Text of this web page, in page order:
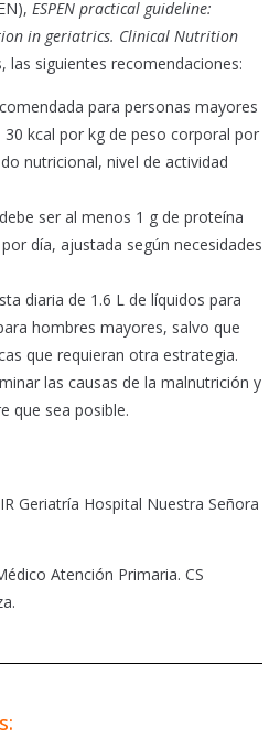
ESPEN practical guideline:
in geriatrics. Clinical Nutrition
siguientes recomendaciones:
para personas mayores
kcal por kg de peso corporal por
nutricional, nivel de actividad
ser al menos 1 g de proteína
día, ajustada según necesidades
diaria de 1.6 L de líquidos para
hombres mayores, salvo que
que requieran otra estrategia.
las causas de la malnutrición y
que sea posible.
Geriatría Hospital Nuestra Señora
Atención Primaria. CS